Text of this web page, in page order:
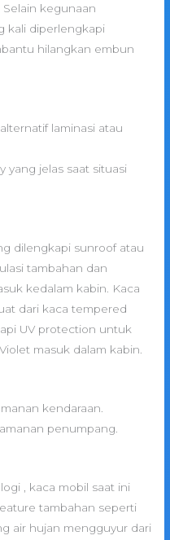
kegunaan
kali diperlengkapi
hilangkan embun
laminasi atau
yang jelas saat situasi
dilengkapi sunroof atau
tambahan dan
kedalam kabin. Kaca
dari kaca tempered
UV protection untuk
masuk dalam kabin.
kendaraan.
penumpang.
, kaca mobil saat ini
tambahan seperti
air hujan mengguyur dari